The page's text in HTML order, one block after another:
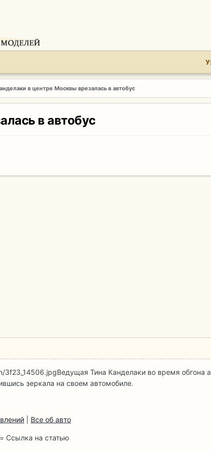
в центре Москвы врезалась в автобус
в автобус
3f23_14506.jpgВедущая Тина Канделаки во время обгона
зеркала на своем автомобиле.
Все об авто
= Ссылка на статью